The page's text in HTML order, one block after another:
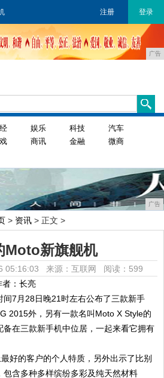
注册 登录
广告
娱乐 科技
汽车
商讯 金融
微商
广告
> 资讯 > 正文 >
Moto新旗舰机
05:16:03 来源：互联网 阅读：599
：长亮
间7月28日晚21时左右公布了三款新手
2015外，另有一款名叫Moto X Style的
备在三款新手机中位居，一起来看它拥有
好的客户的个人特质，另外出示了比别
包含多种多样缤纷多彩及纯天然材料